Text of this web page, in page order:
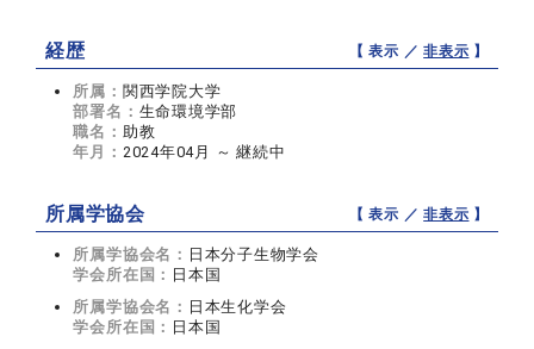
経歴 【 表示 ／非表示 】
所属： 関西学院大学
部署名： 生命環境学部
職名： 助教
年月： 2024年04月 ～ 継続中
所属学協会 【 表示 ／非表示 】
所属学協会名： 日本分子生物学会
学会所在国： 日本国
所属学協会名： 日本生化学会
学会所在国： 日本国